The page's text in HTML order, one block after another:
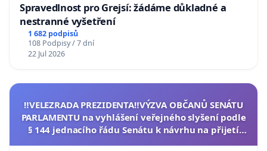
Spravedlnost pro Grejsí: žádáme důkladné a
nestranné vyšetření
1 682 podpisů
108 Podpisy / 7 dní
22 Jul 2026
‼️VELEZRADA PREZIDENTA‼️VÝZVA OBČANŮ SENÁTU
PARLAMENTU na vyhlášení veřejného slyšení podle
§ 144 jednacího řádu Senátu k návrhu na přijetí